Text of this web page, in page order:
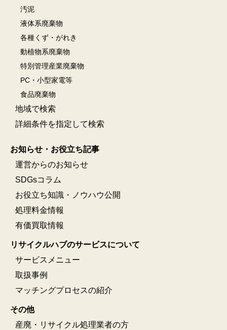
汚泥
液体系廃棄物
各種くず・がれき
動植物系廃棄物
特別管理産業廃棄物
PC・小型家電等
食品廃棄物
地域で検索
詳細条件を指定して検索
お知らせ・お役立ち記事
運営からのお知らせ
SDGsコラム
お役立ち知識・ノウハウ公開
処理料金情報
有価買取情報
リサイクルハブのサービスについて
サービスメニュー
取扱事例
マッチングプロセスの紹介
その他
産廃・リサイクル処理業者の方